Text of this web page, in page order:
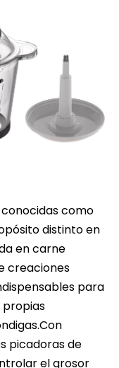
como
distinto en
en carne
creaciones
para
propias
picadoras de
el grosor